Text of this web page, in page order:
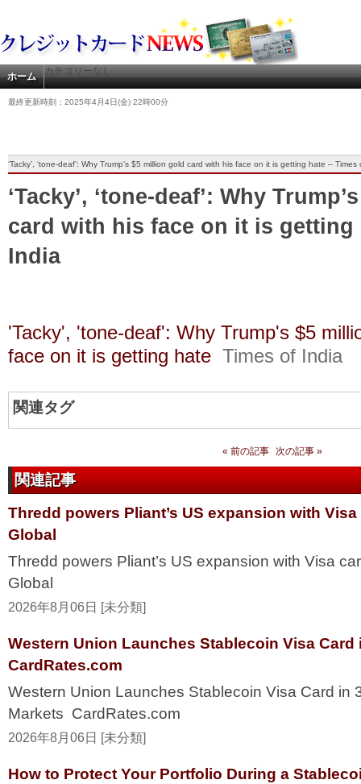
ホーム カテゴリーなし
最終更新時刻：2025年4月4日(金) 22時00分
‘Tacky’, ‘tone-deaf’: Why Trump’s $5 million gold card with his face on it is getting hate – Times
‘Tacky’, ‘tone-deaf’: Why
card with his face on it is getting
India
'Tacky', 'tone-deaf': Why Trump's $5
face on it is getting hate Times of India
関連タグ
« 前の記事 次の記事 »
関連記事
Thredd powers Pliant’s US expansion with
Global
Thredd powers Pliant’s US expansion with Visa
Global
2026年8月06日 [未分類]
Western Union Launches Stablecoin Visa Card
CardRates.com
Western Union Launches Stablecoin Visa Card in
Markets CardRates.com
2026年8月06日 [未分類]
How to Protect Your Portfolio During a